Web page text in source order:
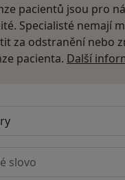
pacientů jsou pro
Specialisté nemají
za odstranění nebo
pacienta. Další